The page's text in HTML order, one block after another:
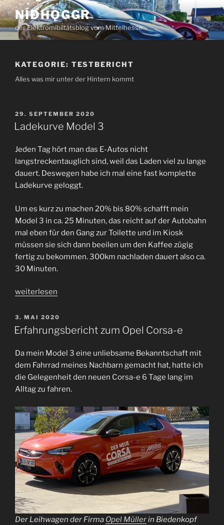
Zum
Inhalt
springen
NÍÐHǪGGR
der Elektromibiltätsblog vom Mittelhesse
KATEGORIE: TESTBERICHT
Alles was mir unter der Hintern kommt
VERÖFFENTLICHT
AM
29. SEPTEMBER 2020
Ladekurve Model 3
Jeden Tag hört man das E-Autos nicht
langstreckentauglich sind, weil das Laden viel zu lange
dauert. Deswegen habe ich mal eine fast komplette
Ladekurve geloggt.
Um es kurz zu machen 20% bis 80% schafft mein
Model 3 in ca. 25 Minuten, das reicht auf der Autobahn
mal eben für den Gang zur Toilette und im Kiosk
müssen sie sich dann beeilen um den Kaffee zügig
fertig zu bekommen. 300km nachladen dauert also ca.
30 Minuten.
„Ladekurve
3“
weiterlesen
VERÖFFENTLICHT
AM
3. MAI 2020
Erfahrungsbericht zum Opel Corsa-e
Da mein Model 3 eine unliebsame Bekanntschaft mit
dem Fahrrad meines Nachbarn gemacht hat, hatte ich
die Gelegenheit den neuen Corsa-e 6 Tage lang im
Alltag zu fahren.
Der Leihwagen der Firma Opel Müllerin Biedenkopf